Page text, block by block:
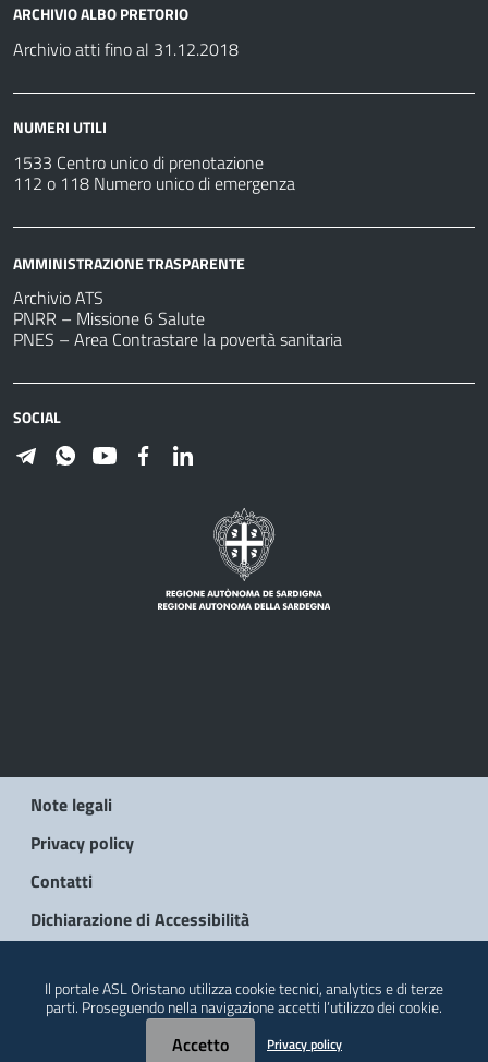
ARCHIVIO ALBO PRETORIO
Archivio atti fino al 31.12.2018
NUMERI UTILI
1533 Centro unico di prenotazione
112 o 118 Numero unico di emergenza
AMMINISTRAZIONE TRASPARENTE
Archivio ATS
PNRR – Missione 6 Salute
PNES – Area Contrastare la povertà sanitaria
SOCIAL
Note legali
Privacy policy
Contatti
Dichiarazione di Accessibilità
Il portale ASL Oristano utilizza cookie tecnici, analytics e di terze
parti. Proseguendo nella navigazione accetti l’utilizzo dei cookie.
Accetto Privacy policy